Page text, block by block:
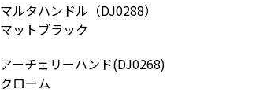
マルタハンドル（DJ0288）
マットブラック
アーチェリーハンド(DJ0268)
クローム